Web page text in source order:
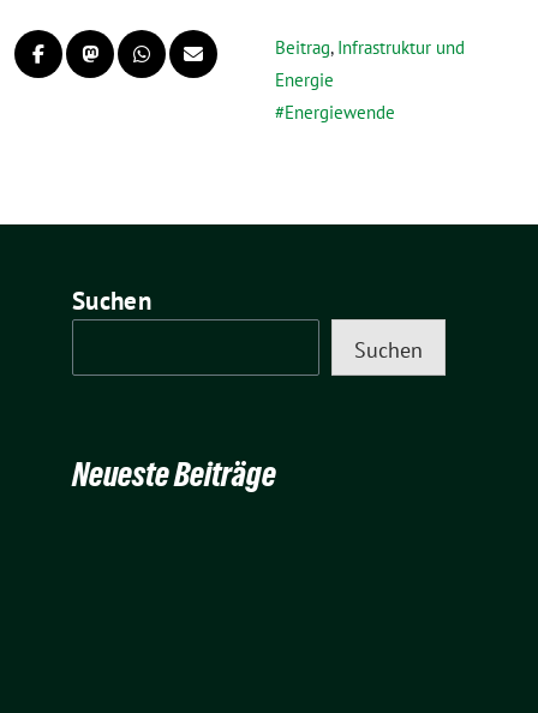
Beitrag, Infrastruktur und
Energie
Energiewende
Suchen
Suchen
Neueste Beiträge